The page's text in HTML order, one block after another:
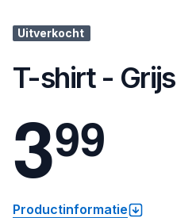
Uitverkocht
T-shirt - Grijs
399
Productinformatie